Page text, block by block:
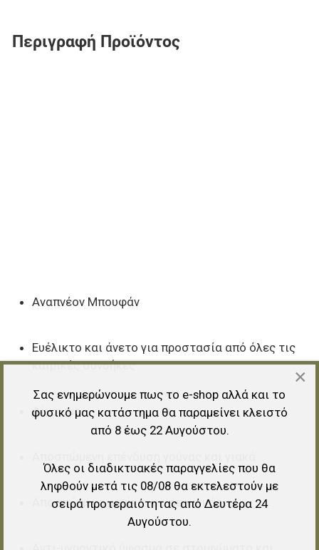
Περιγραφή Προϊόντος
Αναπνέον Μπουφάν
Ευέλικτο και άνετο για προστασία από όλες τις
καιρικές συνθήκες
Δίχρωμο
Αποσπώμενα μανίκια με φερμουάρ
×
Σας ενημερώνουμε πως το e-shop αλλά και το
φυσικό μας κατάστημα θα παραμείνει κλειστό
από 8 έως 22 Αυγούστου.
Όλες οι διαδικτυακές παραγγελίες που θα
ληφθούν μετά τις 08/08 θα εκτελεστούν με
σειρά προτεραιότητας από Δευτέρα 24
Αυγούστου.